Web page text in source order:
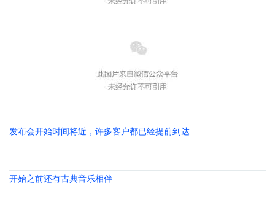
发布会开始时间将近，许多客户都已经提前到达
开始之前还有古典音乐相伴